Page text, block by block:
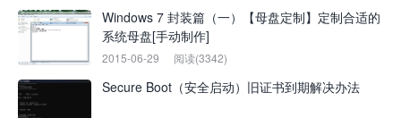
Windows 7 封装篇（一）【母盘定制】定制合适的
系统母盘[手动制作]
2015-06-29 阅读(3342)
Secure Boot（安全启动）旧证书到期解决办法